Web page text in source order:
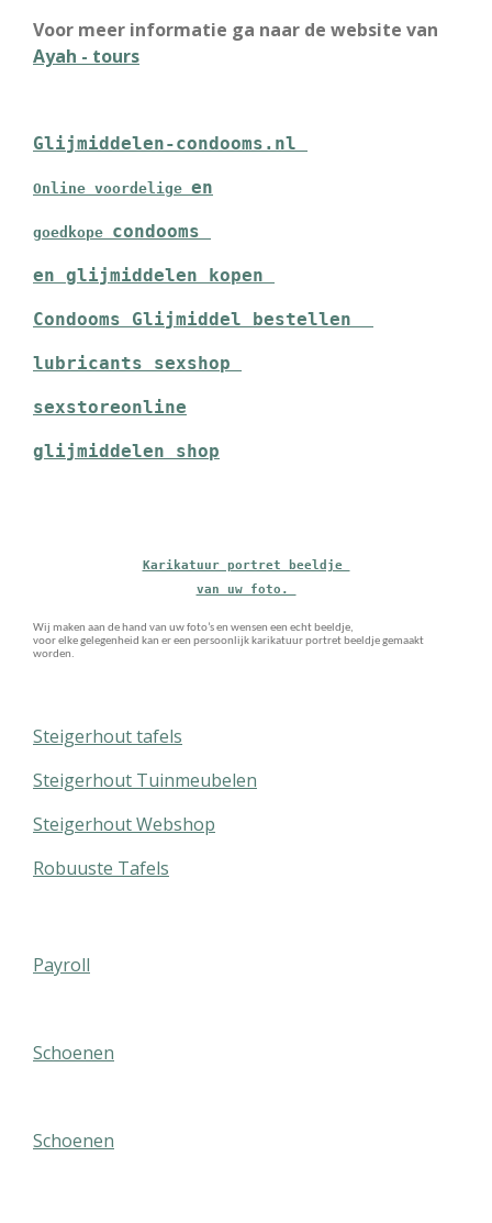
Voor meer informatie ga naar de website van
Ayah - tours
Glijmiddelen-condooms.nl
Online voordelige en
goedkope condooms
en glijmiddelen kopen
Condooms Glijmiddel bestellen
lubricants sexshop
sexstoreonline
glijmiddelen shop
Karikatuur portret beeldje
van uw foto.
Wij maken aan de hand van uw foto’s en wensen een echt beeldje,
voor elke gelegenheid kan er een persoonlijk karikatuur portret beeldje gemaakt
worden.
Steigerhout tafels
Steigerhout Tuinmeubelen
Steigerhout Webshop
Robuuste Tafels
Payroll
Schoenen
Schoenen